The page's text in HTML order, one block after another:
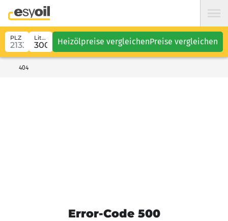
PLZ Liter Heizölpreise vergleichenPreise vergleichen
404
Error-Code 500